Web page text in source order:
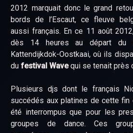
2012 marquait donc le grand
bords de l’Escaut, ce fleuve
aussi français. En ce 11 août
dès 14 heures au départ du
Kattendijkdok-Oostkaai, où ils
dufestival Wavequi se tenait près
Plusieurs djs dont le français
succédés aux platines de cette fin
été interrompus que pour les
groupes de dance. Ces